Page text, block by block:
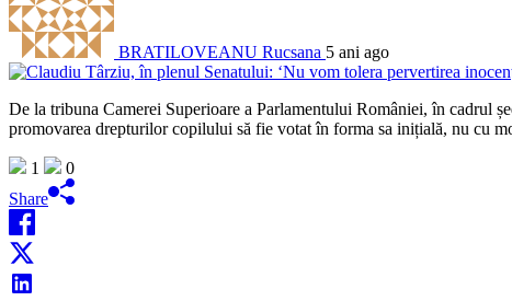
BRATILOVEANU Rucsana 5 ani ago
De la tribuna Camerei Superioare a Parlamentului României, în cadrul
promovarea drepturilor copilului să fie votat în forma sa inițială, nu cu
1
0
Share